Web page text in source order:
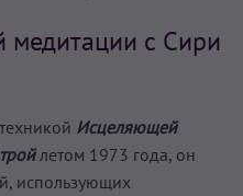
с Сири
Исцеляющей
летом 1973 года, он
использующих